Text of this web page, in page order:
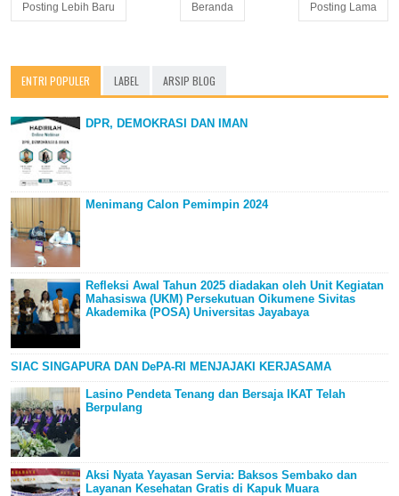
Posting Lebih Baru Posting Lama
Beranda
ENTRI POPULER LABEL ARSIP BLOG
DPR, DEMOKRASI DAN IMAN
Menimang Calon Pemimpin 2024
Refleksi Awal Tahun 2025 diadakan oleh Unit Kegiatan
Mahasiswa (UKM) Persekutuan Oikumene Sivitas
Akademika (POSA) Universitas Jayabaya
SIAC SINGAPURA DAN DePA-RI MENJAJAKI KERJASAMA
Lasino Pendeta Tenang dan Bersaja IKAT Telah
Berpulang
Aksi Nyata Yayasan Servia: Baksos Sembako dan
Layanan Kesehatan Gratis di Kapuk Muara